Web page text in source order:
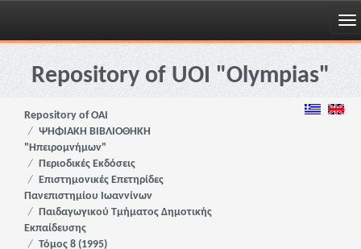
Skip
navigationRepository of UOI "Olympias"
Repository of OAI
ΨΗΦΙΑΚΗ ΒΙΒΛΙΟΘΗΚΗ
"Ηπειρομνήμων"
Περιοδικές Εκδόσεις
Επιστημονικές Επετηρίδες
Πανεπιστημίου Ιωαννίνων
Παιδαγωγικού Τμήματος Δημοτικής
Εκπαίδευσης
Τόμος 8 (1995)